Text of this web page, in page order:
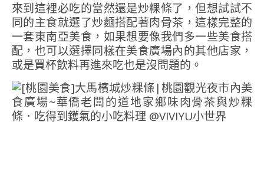
來到這裡必吃的當然還是炒粿條了，但想試試不
同的主食就選了炒麵搭配著肉骨茶，這樣完整的
一套東南亞美食，如果想要像我們多一些美食搭
配，也可以選擇同樣在美食廣場內的其他店家，
或是買杯飲料再進來吃也是沒問題的。